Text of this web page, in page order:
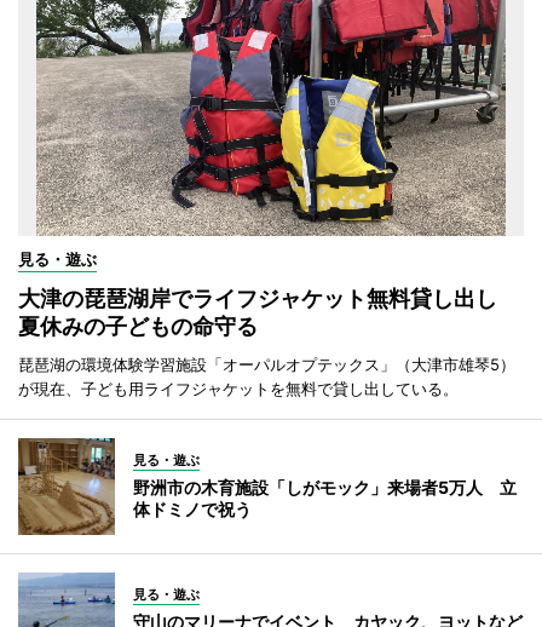
見る・遊ぶ
大津の琵琶湖岸でライフジャケット無料貸し出し
夏休みの子どもの命守る
琵琶湖の環境体験学習施設「オーパルオプテックス」（大津市雄琴5）
が現在、子ども用ライフジャケットを無料で貸し出している。
見る・遊ぶ
野洲市の木育施設「しがモック」来場者5万人 立
体ドミノで祝う
見る・遊ぶ
守山のマリーナでイベント カヤック、ヨットなど